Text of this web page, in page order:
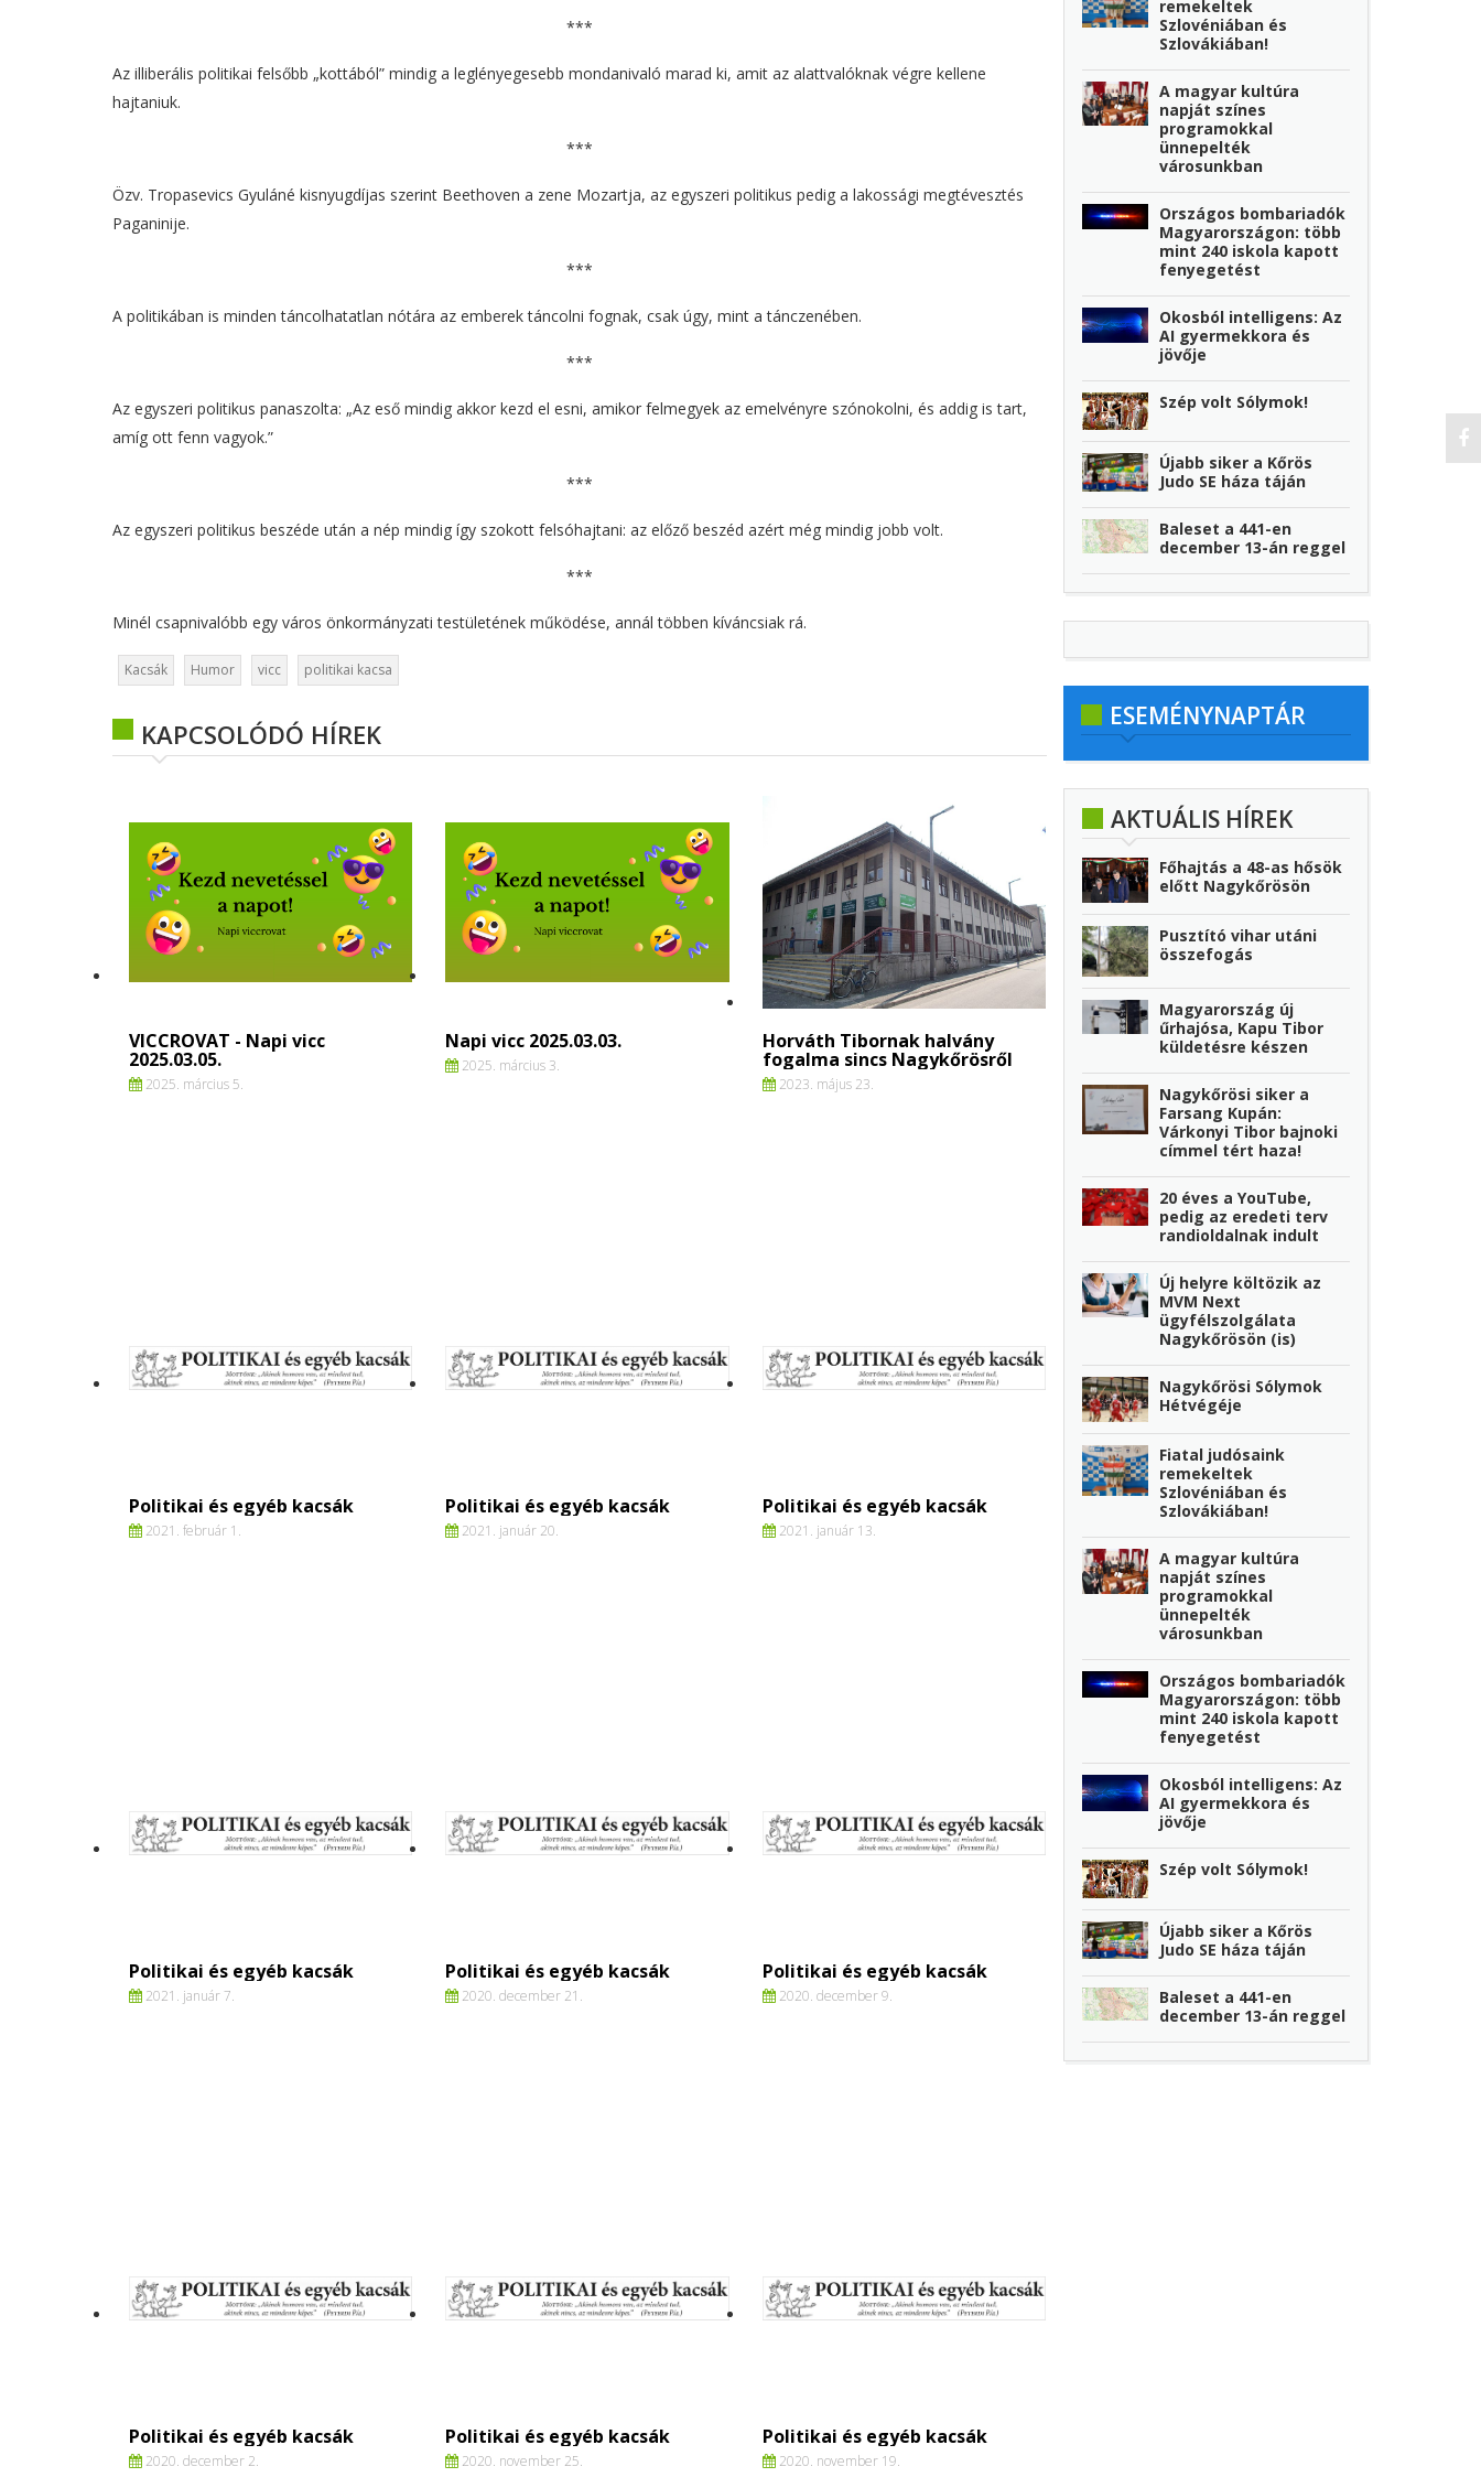
***
Az illiberális politikai felsőbb „kottából” mindig a leglényegesebb mondanivaló marad ki, amit az alattvalóknak végre kellene
hajtaniuk.
***
Özv. Tropasevics Gyuláné kisnyugdíjas szerint Beethoven a zene Mozartja, az egyszeri politikus pedig a lakossági megtévesztés
Paganinije.
***
A politikában is minden táncolhatatlan nótára az emberek táncolni fognak, csak úgy, mint a tánczenében.
***
Az egyszeri politikus panaszolta: „Az eső mindig akkor kezd el esni, amikor felmegyek az emelvényre szónokolni, és addig is tart,
amíg ott fenn vagyok.”
***
Az egyszeri politikus beszéde után a nép mindig így szokott felsóhajtani: az előző beszéd azért még mindig jobb volt.
***
Minél csapnivalóbb egy város önkormányzati testületének működése, annál többen kíváncsiak rá.
Kacsák Humor vicc politikai kacsa
KAPCSOLÓDÓ HÍREK
VICCROVAT - Napi vicc
2025.03.05.
2025. március 5.
Napi vicc 2025.03.03.
2025. március 3.
Horváth Tibornak halvány
fogalma sincs Nagykőrösről
2023. május 23.
Politikai és egyéb kacsák
2021. február 1.
Politikai és egyéb kacsák
2021. január 20.
Politikai és egyéb kacsák
2021. január 13.
Politikai és egyéb kacsák
2021. január 7.
Politikai és egyéb kacsák
2020. december 21.
Politikai és egyéb kacsák
2020. december 9.
Politikai és egyéb kacsák
2020. december 2.
Politikai és egyéb kacsák
2020. november 25.
Politikai és egyéb kacsák
2020. november 19.
remekeltek
Szlovéniában és
Szlovákiában!
A magyar kultúra
napját színes
programokkal
ünnepelték
városunkban
Országos bombariadók
Magyarországon: több
mint 240 iskola kapott
fenyegetést
Okosból intelligens: Az
AI gyermekkora és
jövője
Szép volt Sólymok!
Újabb siker a Kőrös
Judo SE háza táján
Baleset a 441-en
december 13-án reggel
ESEMÉNYNAPTÁR
AKTUÁLIS HÍREK
Főhajtás a 48-as hősök
előtt Nagykőrösön
Pusztító vihar utáni
összefogás
Magyarország új
űrhajósa, Kapu Tibor
küldetésre készen
Nagykőrösi siker a
Farsang Kupán:
Várkonyi Tibor bajnoki
címmel tért haza!
20 éves a YouTube,
pedig az eredeti terv
randioldalnak indult
Új helyre költözik az
MVM Next
ügyfélszolgálata
Nagykőrösön (is)
Nagykőrösi Sólymok
Hétvégéje
Fiatal judósaink
remekeltek
Szlovéniában és
Szlovákiában!
A magyar kultúra
napját színes
programokkal
ünnepelték
városunkban
Országos bombariadók
Magyarországon: több
mint 240 iskola kapott
fenyegetést
Okosból intelligens: Az
AI gyermekkora és
jövője
Szép volt Sólymok!
Újabb siker a Kőrös
Judo SE háza táján
Baleset a 441-en
december 13-án reggel